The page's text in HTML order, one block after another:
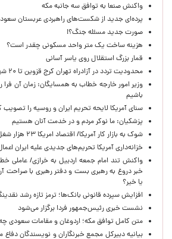
واکنش صنعا به توافق سه جانبه مکه
پرده‌ای جدید از شکست‌های راهبردی عربستان
صورت جدید مسئله جنگ؟!
هزینه ساخت یک متر واحد مسکونی چقدر است؟
قمار بزرگ استقلال روی یاسر آسانی
محدودیت تردد در آزادراه تهران کرج قزوین تا ۲۰ شهریور/ جزئیات
وزیر امور خارجه خطاب به همسایگان: زمان آن
باشیم
سنای آمریکا لایحه تحریم ایران و روسیه را تصویب
پزشکیان: ما نوکر مردم و در خدمت آنان هستیم
شوک به بازار کار آمریکا/ اقتصاد امریکا ۲۳ هزار شغل از دست داد
خزانه‌داری آمریکا تحریم‌های جدیدی علیه ایران
واکنش تند امام جمعه اردبیل به خرازی/
خبر دروغ به رهبری بست و دفتر رهبری با صراحت
یا خیر؟
افزایش سپرده قانونی بانک‌ها؛ ترمز تازه رشد
نشست خبری رئیس‌جمهور فردا برگزار می‌شود
متن کامل توافق مکه؛ اردوغان و مقامات سعودی
بیانیه دبیرکل مجمع خبرنگاران و نویسندگان